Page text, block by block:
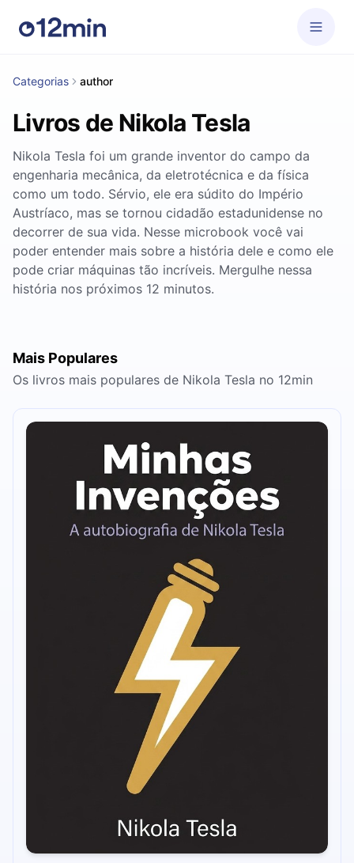
Categorias author
Livros de Nikola Tesla
Nikola Tesla foi um grande inventor do campo da
engenharia mecânica, da eletrotécnica e da física
como um todo. Sérvio, ele era súdito do Império
Austríaco, mas se tornou cidadão estadunidense no
decorrer de sua vida. Nesse microbook você vai
poder entender mais sobre a história dele e como ele
pode criar máquinas tão incríveis. Mergulhe nessa
história nos próximos 12 minutos.
Mais Populares
Os livros mais populares de Nikola Tesla no 12min